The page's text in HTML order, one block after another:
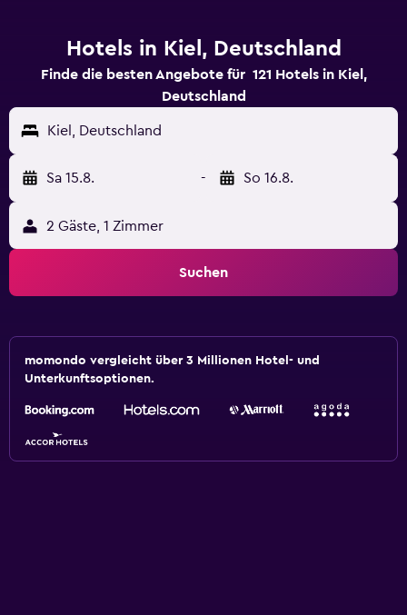
Hotels in Kiel, Deutschland
Finde die besten Angebote für 121 Hotels in Kiel,
Deutschland
Kiel, Deutschland
Sa 15.8. - So 16.8.
2 Gäste, 1 Zimmer
Suchen
momondo vergleicht über 3 Millionen Hotel- und
Unterkunftsoptionen.